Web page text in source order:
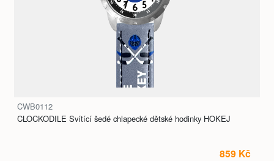
CWB0112
CLOCKODILE Svítící šedé chlapecké dětské hodinky HOKEJ
859 Kč